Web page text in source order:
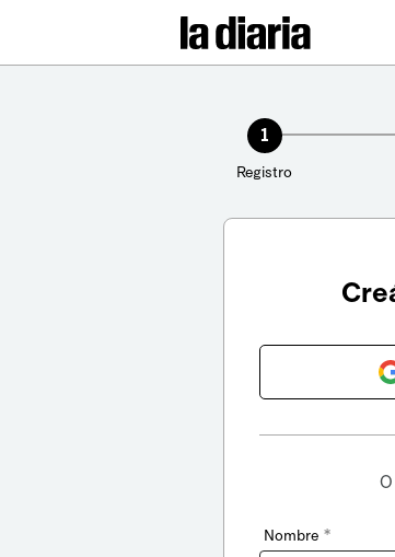
1
Registro
Nombre *